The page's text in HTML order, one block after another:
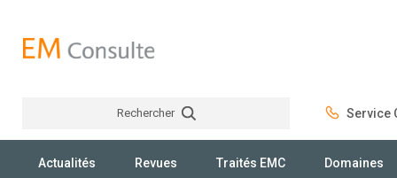
Rechercher Service
Actualités Revues Traités EMC Domaines